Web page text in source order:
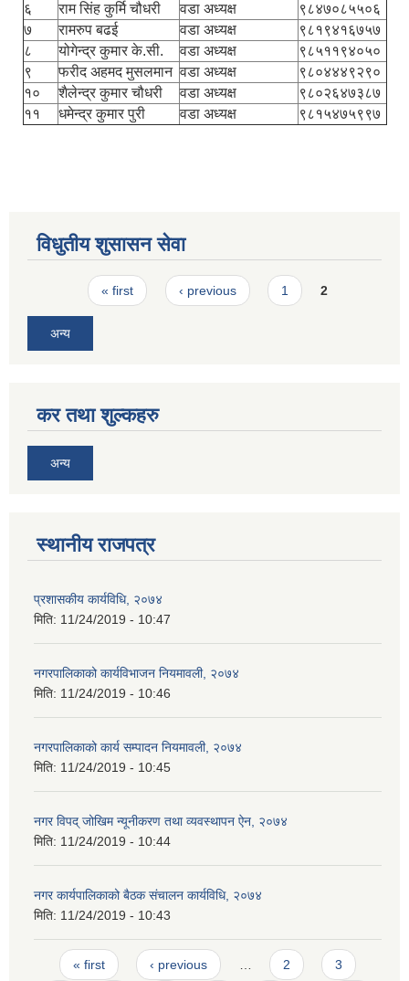
६
राम सिंह कुर्मि चौधरी वडा अध्यक्ष
९८४७०८५५०६
७
रामरुप बढई वडा अध्यक्ष
९८१९४१६७५७
८
योगेन्द्र कुमार के.सी. वडा अध्यक्ष
९८५११९४०५०
९
फरीद अहमद मुसलमान वडा अध्यक्ष
९८०४४४९२९०
१०
शैलेन्द्र कुमार चौधरी वडा अध्यक्ष
९८०२६४७३८७
११
धमेन्द्र कुमार पुरी वडा अध्यक्ष ९८१५४७५९९७
विधुतीय शुसासन सेवा
Pages« first ‹ previous 1 2
अन्य
कर तथा शुल्कहरु
अन्य
स्थानीय राजपत्र
प्रशासकीय कार्यविधि, २०७४
मिति: 11/24/2019 - 10:47
नगरपालिकाको कार्यविभाजन नियमावली, २०७४
मिति: 11/24/2019 - 10:46
नगरपालिकाको कार्य सम्पादन नियमावली, २०७४
मिति: 11/24/2019 - 10:45
नगर विपद् जोखिम न्यूनीकरण तथा व्यवस्थापन ऐन, २०७४
मिति: 11/24/2019 - 10:44
नगर कार्यपालिकाको बैठक संचालन कार्यविधि, २०७४
मिति: 11/24/2019 - 10:43
Pages
« first ‹ previous … 2 3